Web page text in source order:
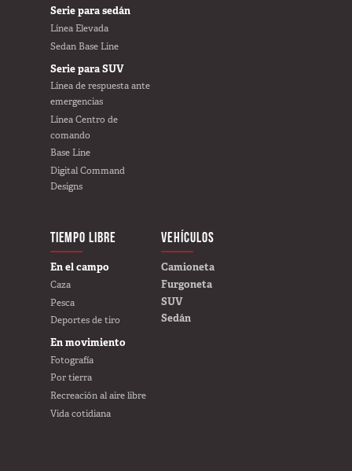
Serie para sedán
Línea Elevada
Sedan Base Line
Serie para SUV
Línea de respuesta ante
emergencias
Línea Centro de
comando
Base Line
Digital Command
Designs
TIEMPO LIBRE
En el campo
Caza
Pesca
Deportes de tiro
En movimiento
Fotografía
Por tierra
Recreación al aire libre
Vida cotidiana
VEHÍCULOS
Camioneta
Furgoneta
SUV
Sedán